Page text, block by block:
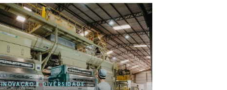
INOVAÇÃO E DIVERSIDADE